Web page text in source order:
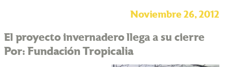
Noviembre 26, 2012
El proyecto invernadero llega a su cierre
Por: Fundación Tropicalia